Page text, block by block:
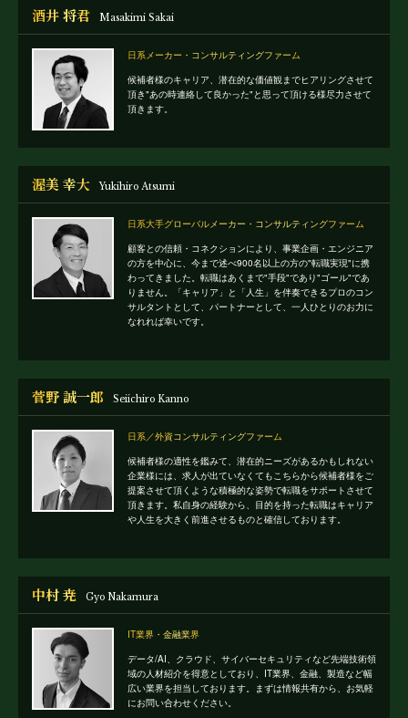
酒井 将君 Masakimi Sakai
日系メーカー・コンサルティングファーム
候補者様のキャリア、潜在的な価値観までヒアリングさせて
頂き"あの時連絡して良かった"と思って頂ける様尽力させて
頂きます。
渥美 幸大 Yukihiro Atsumi
日系大手グローバルメーカー・コンサルティングファーム
顧客との信頼・コネクションにより、事業企画・エンジニア
の方を中心に、今まで述べ900名以上の方の"転職実現"に携
わってきました。転職はあくまで"手段"であり"ゴール"であ
りません。「キャリア」と「人生」を伴奏できるプロのコン
サルタントとして、パートナーとして、一人ひとりのお力に
なれれば幸いです。
菅野 誠一郎 Seiichiro Kanno
日系／外資コンサルティングファーム
候補者様の適性を鑑みて、潜在的ニーズがあるかもしれない
企業様には、求人が出ていなくてもこちらから候補者様をご
提案させて頂くような積極的な姿勢で転職をサポートさせて
頂きます。私自身の経験から、目的を持った転職はキャリア
や人生を大きく前進させるものと確信しております。
中村 尭 Gyo Nakamura
IT業界・金融業界
データ/AI、クラウド、サイバーセキュリティなど先端技術領
域の人材紹介を得意としており、IT業界、金融、製造など幅
広い業界を担当しております。まずは情報共有から、お気軽
にお問い合わせください。